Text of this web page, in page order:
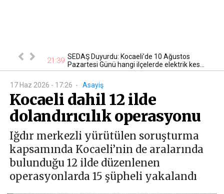
teslim 21:39 SEDAŞ Duyurdu: Kocaeli’de 10 Ağustos
Pazartesi Günü hangi ilçelerde elektrik kes...
17 Haz 2026 - 17:26 - Asayiş
Kocaeli dahil 12 ilde
dolandırıcılık operasyonu
Iğdır merkezli yürütülen soruşturma
kapsamında Kocaeli’nin de aralarında
bulunduğu 12 ilde düzenlenen
operasyonlarda 15 şüpheli yakalandı